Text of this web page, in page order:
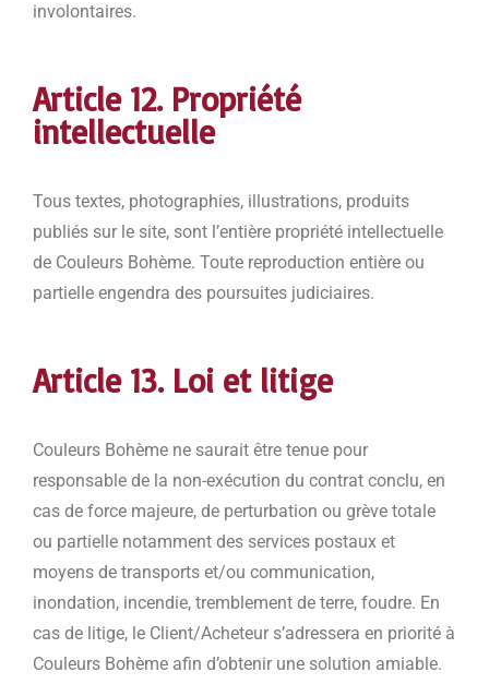
involontaires.
Article 12. Propriété
intellectuelle
Tous textes, photographies, illustrations, produits
publiés sur le site, sont l’entière propriété intellectuelle
de Couleurs Bohème. Toute reproduction entière ou
partielle engendra des poursuites judiciaires.
Article 13. Loi et litige
Couleurs Bohème ne saurait être tenue pour
responsable de la non-exécution du contrat conclu, en
cas de force majeure, de perturbation ou grève totale
ou partielle notamment des services postaux et
moyens de transports et/ou communication,
inondation, incendie, tremblement de terre, foudre. En
cas de litige, le Client/Acheteur s’adressera en priorité à
Couleurs Bohème afin d’obtenir une solution amiable.